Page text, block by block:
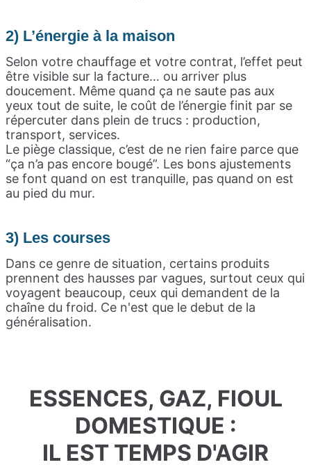
2) L’énergie à la maison
Selon votre chauffage et votre contrat, l’effet peut
être visible sur la facture… ou arriver plus
doucement. Même quand ça ne saute pas aux
yeux tout de suite, le coût de l’énergie finit par se
répercuter dans plein de trucs : production,
transport, services.
Le piège classique, c’est de ne rien faire parce que
“ça n’a pas encore bougé”. Les bons ajustements
se font quand on est tranquille, pas quand on est
au pied du mur.
3) Les courses
Dans ce genre de situation, certains produits
prennent des hausses par vagues, surtout ceux qui
voyagent beaucoup, ceux qui demandent de la
chaîne du froid. Ce n'est que le debut de la
généralisation.
ESSENCES, GAZ, FIOUL
DOMESTIQUE :
IL EST TEMPS D'AGIR